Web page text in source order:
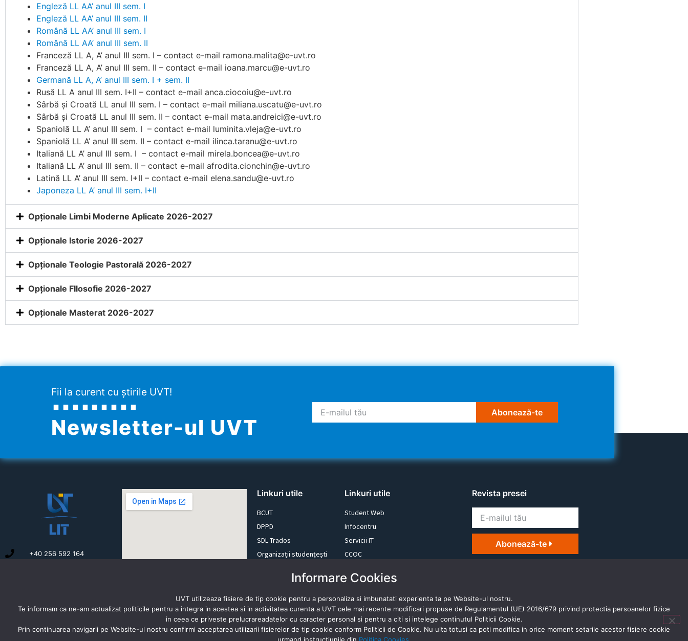
Engleză LL AA’ anul III sem. I
Engleză LL AA’ anul III sem. II
Română LL AA’ anul III sem. I
Română LL AA’ anul III sem. II
Franceză LL A, A’ anul III sem. I – contact e-mail ramona.malita@e-uvt.ro
Franceză LL A, A’ anul III sem. II – contact e-mail ioana.marcu@e-uvt.ro
Germană LL A, A’ anul III sem. I + sem. II
Rusă LL A anul III sem. I+II – contact e-mail anca.ciocoiu@e-uvt.ro
Sârbă și Croată LL anul III sem. I – contact e-mail miliana.uscatu@e-uvt.ro
Sârbă și Croată LL anul III sem. II – contact e-mail mata.andreici@e-uvt.ro
Spaniolă LL A’ anul III sem. I – contact e-mail luminita.vleja@e-uvt.ro
Spaniolă LL A’ anul III sem. II – contact e-mail ilinca.taranu@e-uvt.ro
Italiană LL A’ anul III sem. I – contact e-mail mirela.boncea@e-uvt.ro
Italiană LL A’ anul III sem. II – contact e-mail afrodita.cionchin@e-uvt.ro
Latină LL A’ anul III sem. I+II – contact e-mail elena.sandu@e-uvt.ro
Japoneza LL A’ anul III sem. I+II
Opționale Limbi Moderne Aplicate 2026-2027
Opționale Istorie 2026-2027
Opționale Teologie Pastorală 2026-2027
Opționale FIlosofie 2026-2027
Opționale Masterat 2026-2027
Fii la curent cu știrile UVT!
Newsletter-ul UVT
Abonează-te
+40 256 592 164
România
Linkuri utile
BCUT
DPPD
SDL Trados
Organizații studențești
Fundația UVT
Newsletter
Linkuri utile
Student Web
Infocentru
Servicii IT
CCOC
E-learning
Resurse Online
Revista presei
Abonează-te
Informare Cookies
UVT utilizeaza fisiere de tip cookie pentru a personaliza si imbunatati experienta ta pe Website-ul nostru.
Te informam ca ne-am actualizat politicile pentru a integra in acestea si in activitatea curenta a UVT cele mai recente modificari propuse de Regulamentul (UE) 2016/679 privind protectia persoanelor fizice
in ceea ce priveste prelucrareadatelor cu caracter personal si pentru a citi si intelege continutul Politicii Cookie.
Prin continuarea navigarii pe Website-ul nostru confirmi acceptarea utilizarii fisierelor de tip cookie conform Politicii de Cookie. Nu uita totusi ca poti modifica in orice moment setarile acestor fisiere cookie